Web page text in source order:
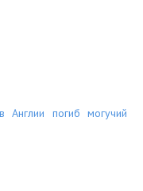
Англии погиб могучий